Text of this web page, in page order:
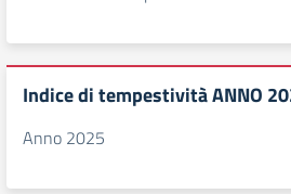
Indice di tempestività ANNO
Anno 2025